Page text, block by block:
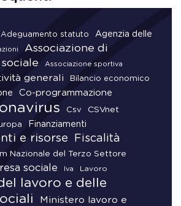
Adeguamento statuto
Agenzia delle
Associazione di
Associazione sportiva
generali Bilancio economico
Co-programmazione
Csv CSVnet
Finanziamenti
e risorse Fiscalità
Nazionale del Terzo Settore
sociale Iva Lavoro
lavoro e delle
Ministero lavoro e